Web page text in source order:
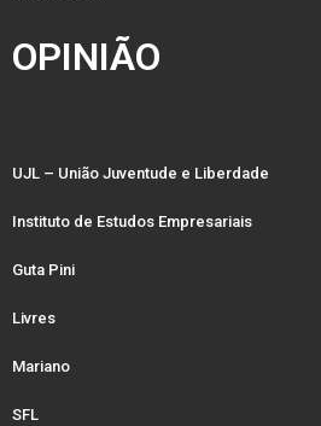
OPINIÃO
UJL – União Juventude e Liberdade
Instituto de Estudos Empresariais
Guta Pini
Livres
Mariano
SFL